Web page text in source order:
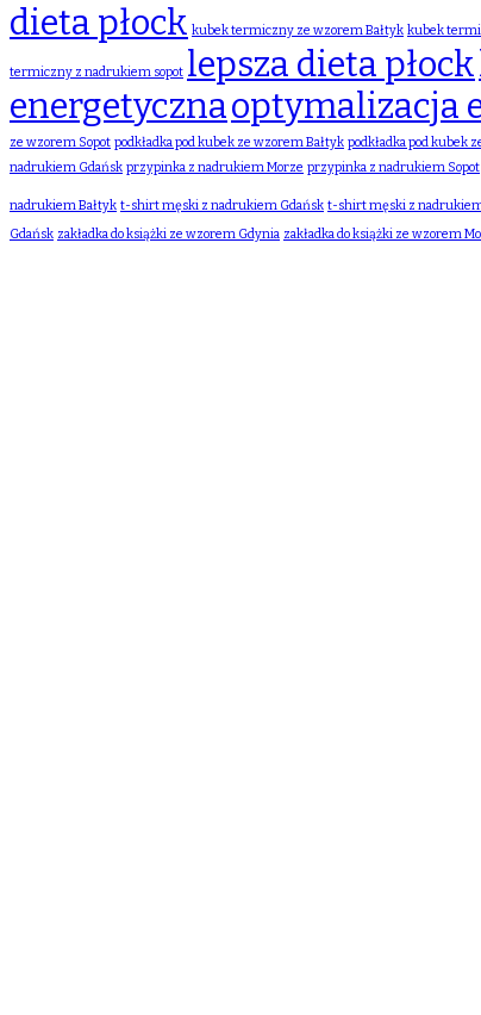
dieta płock kubek termiczny ze wzorem Bałtyk kubek
termiczny z nadrukiem sopot lepsza dieta płock
energetycznaoptymalizacja
ze wzorem Sopot podkładka pod kubek ze wzorem Bałtyk podkładka pod kubek
nadrukiem Gdańsk przypinka z nadrukiem Morze przypinka z nadrukiem Sopot
nadrukiem Bałtyk t-shirt męski z nadrukiem Gdańsk t-shirt męski z
Gdańsk zakładka do książki ze wzorem Gdynia zakładka do książki ze wzorem